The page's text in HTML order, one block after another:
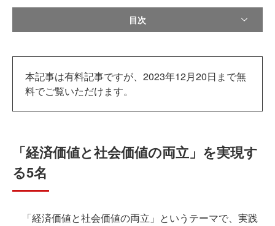
目次
本記事は有料記事ですが、2023年12月20日まで無
料でご覧いただけます。
「経済価値と社会価値の両立」を実現す
る5名
「経済価値と社会価値の両立」というテーマで、実践